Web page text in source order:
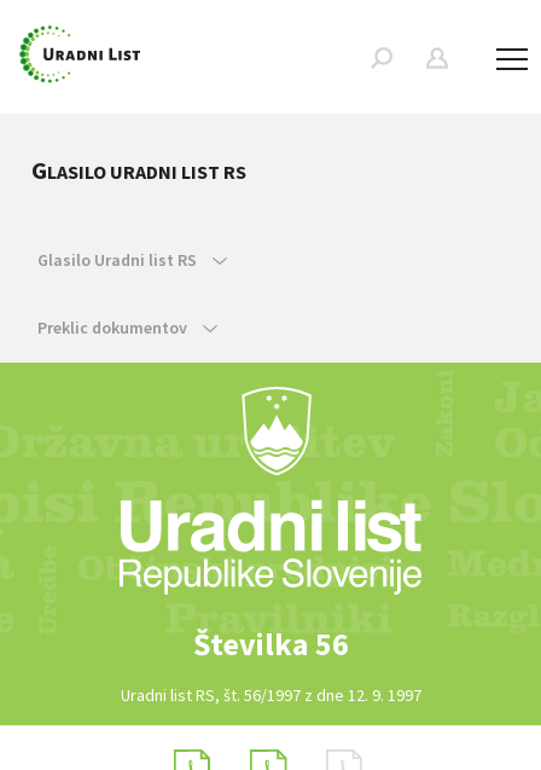
GLASILO URADNI LIST RS
Glasilo Uradni list RS
Preklic dokumentov
Številka 56
Uradni list RS, št. 56/1997 z dne 12. 9. 1997